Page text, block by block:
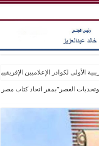
الأولى لكوادر الإعلاميين
وتحديات العصر”بمقر اتحاد كتاب مصر